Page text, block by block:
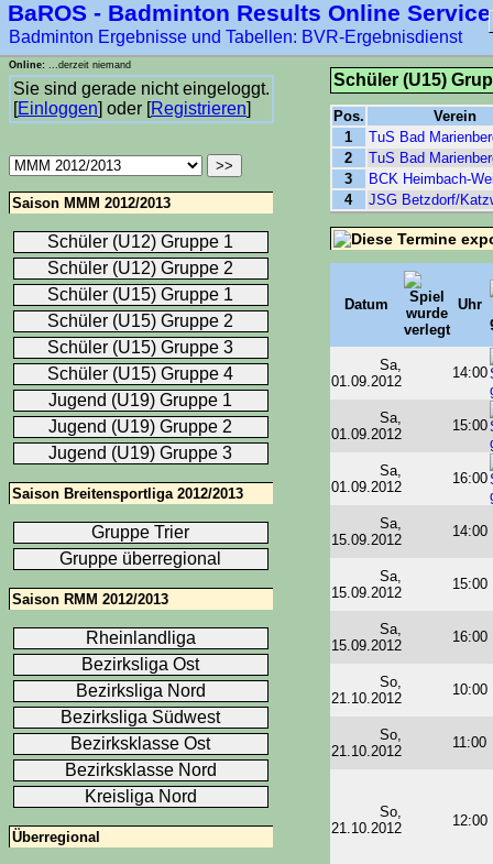
BaROS - Badminton Results Online Service
Badminton Ergebnisse und Tabellen: BVR-Ergebnisdienst
Schüler (U15)
Pos.
Verein
1
TuS Bad
2
TuS Bad
3
BCK Heimbach-
4
JSG Betzdorf/
Datum Uhr
Sa,
01.09.2012
14:00
Sa,
01.09.2012
15:00
Sa,
01.09.2012
16:00
Sa,
15.09.2012
14:00
Sa,
15.09.2012
15:00
Sa,
15.09.2012
16:00
So,
21.10.2012
10:00
So,
21.10.2012
11:00
So,
21.10.2012
12:00
Saison MMM 2012/2013
Schüler (U12) Gruppe 1
Schüler (U12) Gruppe 2
Schüler (U15) Gruppe 1
Schüler (U15) Gruppe 2
Schüler (U15) Gruppe 3
Schüler (U15) Gruppe 4
Jugend (U19) Gruppe 1
Jugend (U19) Gruppe 2
Jugend (U19) Gruppe 3
Saison Breitensportliga 2012/2013
Gruppe Trier
Gruppe überregional
Saison RMM 2012/2013
Rheinlandliga
Bezirksliga Ost
Bezirksliga Nord
Bezirksliga Südwest
Bezirksklasse Ost
Bezirksklasse Nord
Kreisliga Nord
Überregional
Online: ...derzeit niemand
Sie sind gerade nicht eingeloggt.
[Einloggen] oder [Registrieren]